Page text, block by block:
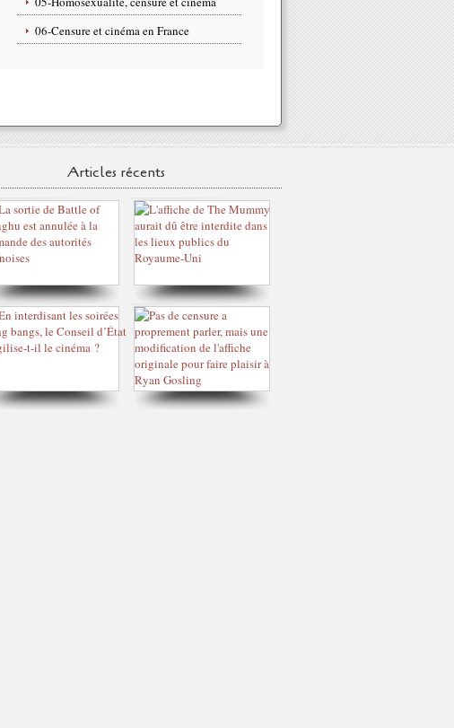
06-Censure et cinéma en France
Articles récents